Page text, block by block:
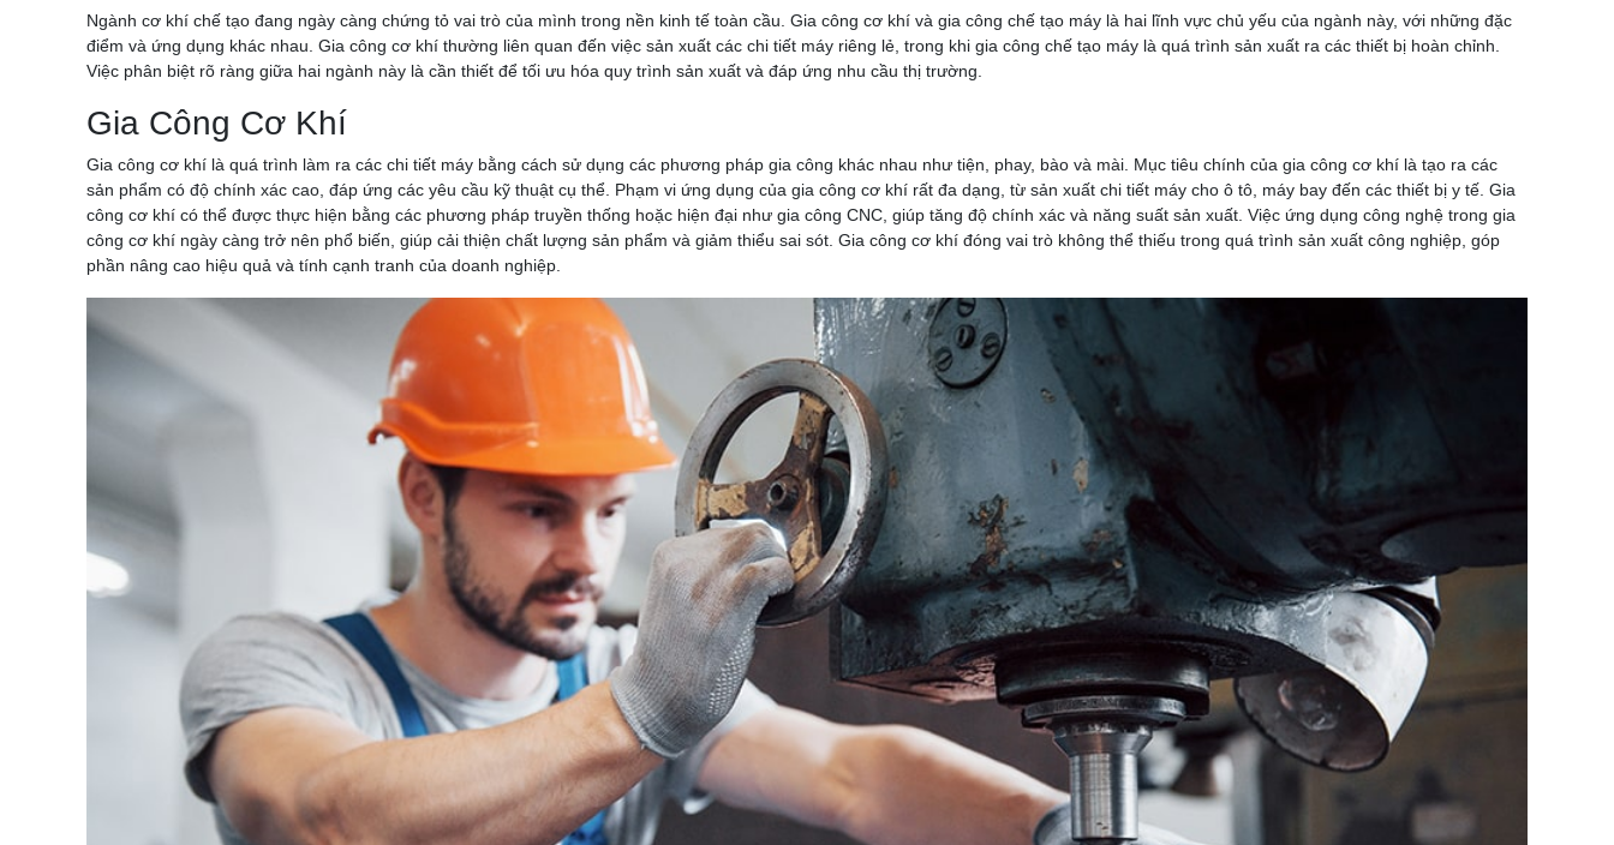
Ngành cơ khí chế tạo đang ngày càng chứng tỏ vai trò của mình trong nền kinh tế toàn cầu. Gia công cơ khí và gia công chế tạo máy là hai lĩnh vực chủ yếu của ngành này, với những đặc
điểm và ứng dụng khác nhau. Gia công cơ khí thường liên quan đến việc sản xuất các chi tiết máy riêng lẻ, trong khi gia công chế tạo máy là quá trình sản xuất ra các thiết bị hoàn chỉnh.
Việc phân biệt rõ ràng giữa hai ngành này là cần thiết để tối ưu hóa quy trình sản xuất và đáp ứng nhu cầu thị trường.
Gia Công Cơ Khí
Gia công cơ khí là quá trình làm ra các chi tiết máy bằng cách sử dụng các phương pháp gia công khác nhau như tiện, phay, bào và mài. Mục tiêu chính của gia công cơ khí là tạo ra các
sản phẩm có độ chính xác cao, đáp ứng các yêu cầu kỹ thuật cụ thể. Phạm vi ứng dụng của gia công cơ khí rất đa dạng, từ sản xuất chi tiết máy cho ô tô, máy bay đến các thiết bị y tế. Gia
công cơ khí có thể được thực hiện bằng các phương pháp truyền thống hoặc hiện đại như gia công CNC, giúp tăng độ chính xác và năng suất sản xuất. Việc ứng dụng công nghệ trong gia
công cơ khí ngày càng trở nên phổ biến, giúp cải thiện chất lượng sản phẩm và giảm thiểu sai sót. Gia công cơ khí đóng vai trò không thể thiếu trong quá trình sản xuất công nghiệp, góp
phần nâng cao hiệu quả và tính cạnh tranh của doanh nghiệp.